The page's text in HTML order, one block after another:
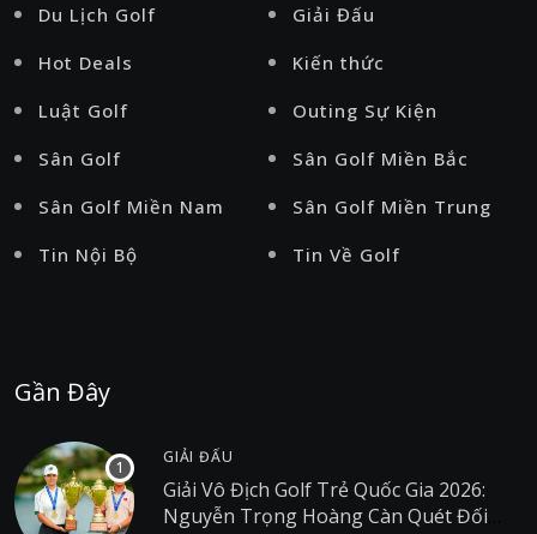
Du Lịch Golf
Giải Đấu
Hot Deals
Kiến thức
Luật Golf
Outing Sự Kiện
Sân Golf
Sân Golf Miền Bắc
Sân Golf Miền Nam
Sân Golf Miền Trung
Tin Nội Bộ
Tin Về Golf
Gần Đây
GIẢI ĐẤU
Giải Vô Địch Golf Trẻ Quốc Gia 2026:
Nguyễn Trọng Hoàng Càn Quét Đối